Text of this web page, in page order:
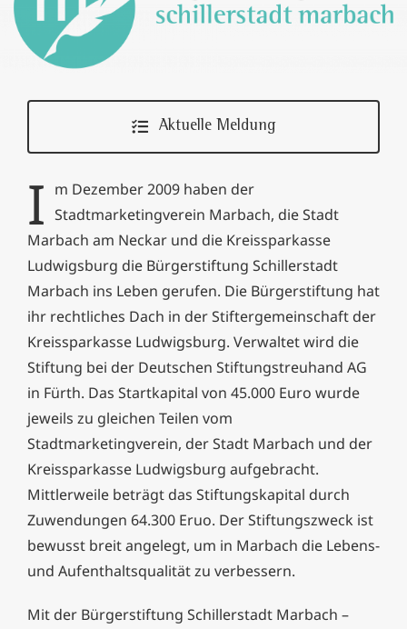
Aktuelle Meldung
I m Dezember 2009 haben der
Stadtmarketingverein Marbach, die Stadt
Marbach am Neckar und die Kreissparkasse
Ludwigsburg die Bürgerstiftung Schillerstadt
Marbach ins Leben gerufen. Die Bürgerstiftung hat
ihr rechtliches Dach in der Stiftergemeinschaft der
Kreissparkasse Ludwigsburg. Verwaltet wird die
Stiftung bei der Deutschen Stiftungstreuhand AG
in Fürth. Das Startkapital von 45.000 Euro wurde
jeweils zu gleichen Teilen vom
Stadtmarketingverein, der Stadt Marbach und der
Kreissparkasse Ludwigsburg aufgebracht.
Mittlerweile beträgt das Stiftungskapital durch
Zuwendungen 64.300 Eruo. Der Stiftungszweck ist
bewusst breit angelegt, um in Marbach die Lebens-
und Aufenthaltsqualität zu verbessern.
Mit der Bürgerstiftung Schillerstadt Marbach –